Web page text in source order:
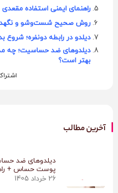
راهنمای ایمنی استفاده مقعدی
روش صحیح شست‌وشو و
دیلدو در رابطه دونفره؛
دیلدوهای ضد حساسیت؛ چه
بهتر است؟
آخرین مطالب
دیلدوهای ضد
پوست حساس +
26 خرداد 1405